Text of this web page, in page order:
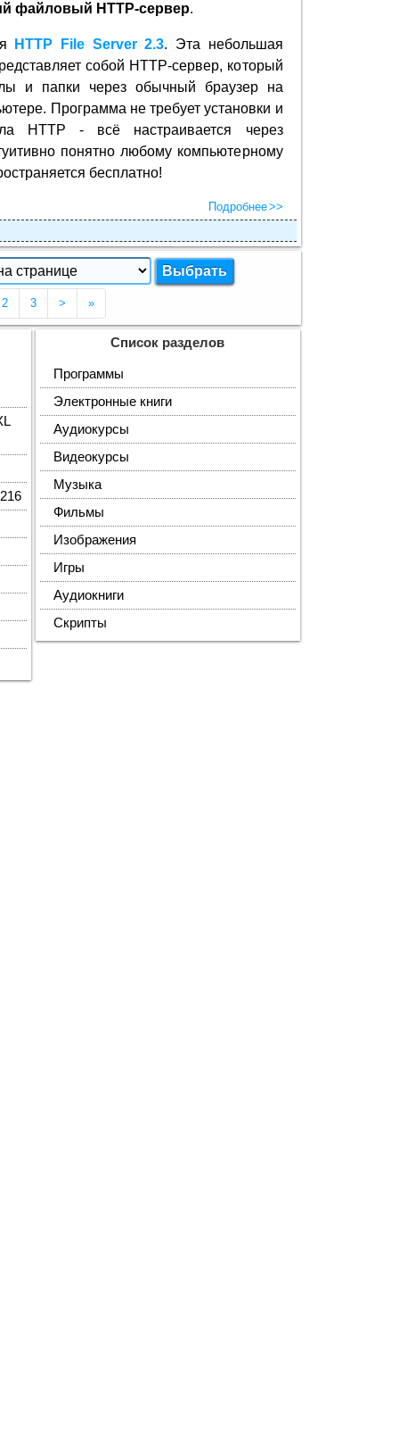
файловый HTTP-сервер.
HTTP File Server 2.3. Эта небольшая
собой HTTP-сервер, который
и папки через обычный браузер на
Программа не требует установки и
HTTP - всё настраивается через
понятно любому компьютерному
бесплатно!
Подробнее
страница 1)
2 3 > »
Список разделов
Программы
Электронные книги
Аудиокурсы
Видеокурсы
Музыка
Фильмы
Изображения
Игры
Аудиокниги
Скрипты